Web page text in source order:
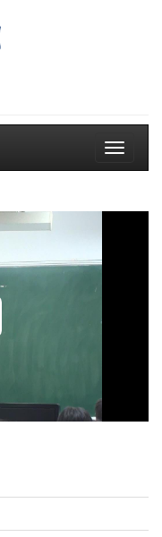
Toggle